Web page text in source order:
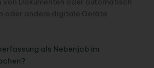
oder andere digitale Geräte
als Nebenjob im